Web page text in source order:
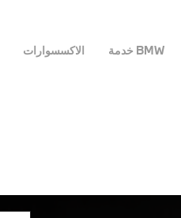
BMW خدمة الاكسسوارات